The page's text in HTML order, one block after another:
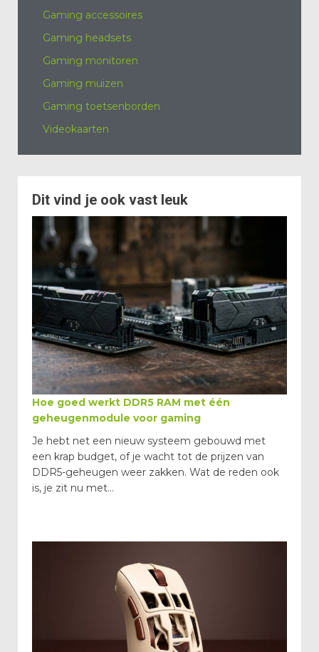
Gaming accessoires
Gaming headsets
Gaming monitoren
Gaming muizen
Gaming toetsenborden
Videokaarten
Dit vind je ook vast leuk
Hoe goed werkt DDR5 RAM met één
geheugenmodule voor gaming
Je hebt net een nieuw systeem gebouwd met
een krap budget, of je wacht tot de prijzen van
DDR5-geheugen weer zakken. Wat de reden ook
is, je zit nu met...